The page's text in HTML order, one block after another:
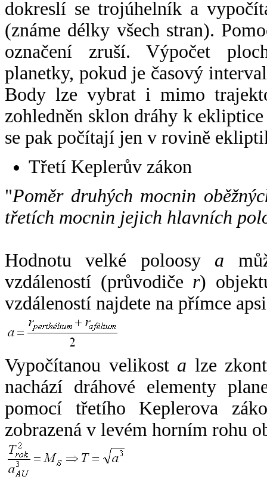
dokreslí se trojúhelník a
(známe délky všech stran).
označení zruší. Výpočet
planetky, pokud je časový
Body lze vybrat i mimo
zohledněn sklon dráhy k
se pak počítají jen v rovině
Třetí Keplerův zákon
"Poměr druhých mocnin
třetích mocnin jejich hlavních
Hodnotu velké poloosy a
vzdáleností (průvodiče r)
vzdáleností najdete na přímce
Vypočítanou velikost a lze
nachází dráhové elementy
pomocí třetího Keplerova
zobrazená v levém horním rohu